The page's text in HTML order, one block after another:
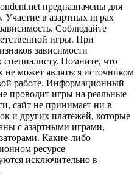
предназначены для
Участие в азартных играх
Соблюдайте
игры. При
зависимости
специалисту. Помните, что
не может являться источником
работе. Информационный
проводит игры на реальные
сайт не принимает ни в
и других платежей, которые
с азартными играми,
Какие-либо
ресурсе
исключительно в